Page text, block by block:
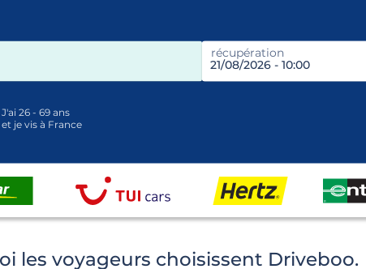
récupération
J'ai 26 - 69 ans
et je vis à France
les voyageurs choisissent Driveboo.